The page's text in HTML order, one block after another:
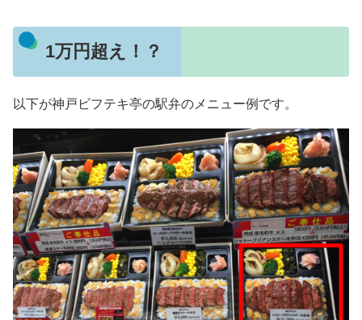
1万円超え！？
以下が神戸ビフテキ亭の駅弁のメニュー例です。